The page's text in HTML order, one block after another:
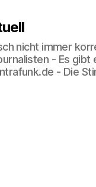
nicht immer
- Es
- Die